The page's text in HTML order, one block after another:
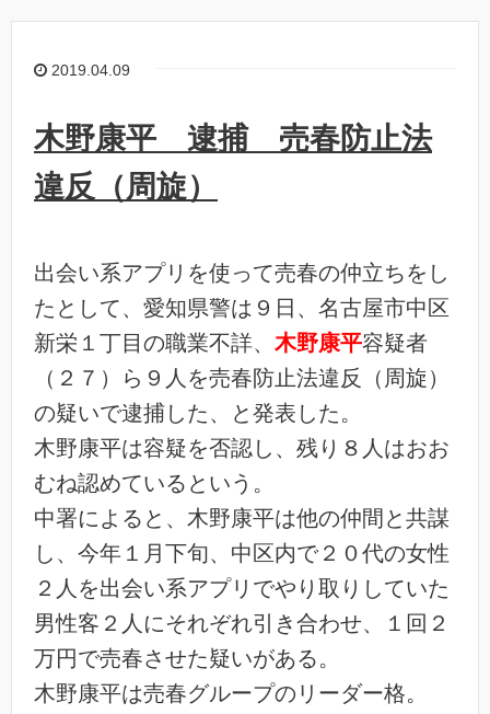
2019.04.09
木野康平 逮捕 売春防止法
違反（周旋）
出会い系アプリを使って売春の仲立ちをし
たとして、愛知県警は９日、名古屋市中区
新栄１丁目の職業不詳、 木野康平容疑者
（２７）ら９人を売春防止法違反（周旋）
の疑いで逮捕した、と発表した。
木野康平は容疑を否認し、残り８人はおお
むね認めているという。
中署によると、木野康平は他の仲間と共謀
し、今年１月下旬、中区内で２０代の女性
２人を出会い系アプリでやり取りしていた
男性客２人にそれぞれ引き合わせ、１回２
万円で売春させた疑いがある。
木野康平は売春グループのリーダー格。